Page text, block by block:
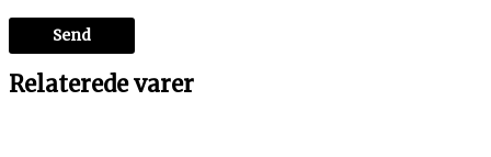
Relaterede varer